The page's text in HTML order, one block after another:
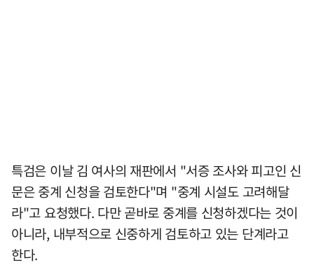
특검은 이날 김 여사의 재판에서 "서증 조사와 피고인 신
문은 중계 신청을 검토한다"며 "중계 시설도 고려해달
라"고 요청했다. 다만 곧바로 중계를 신청하겠다는 것이
아니라, 내부적으로 신중하게 검토하고 있는 단계라고
한다.